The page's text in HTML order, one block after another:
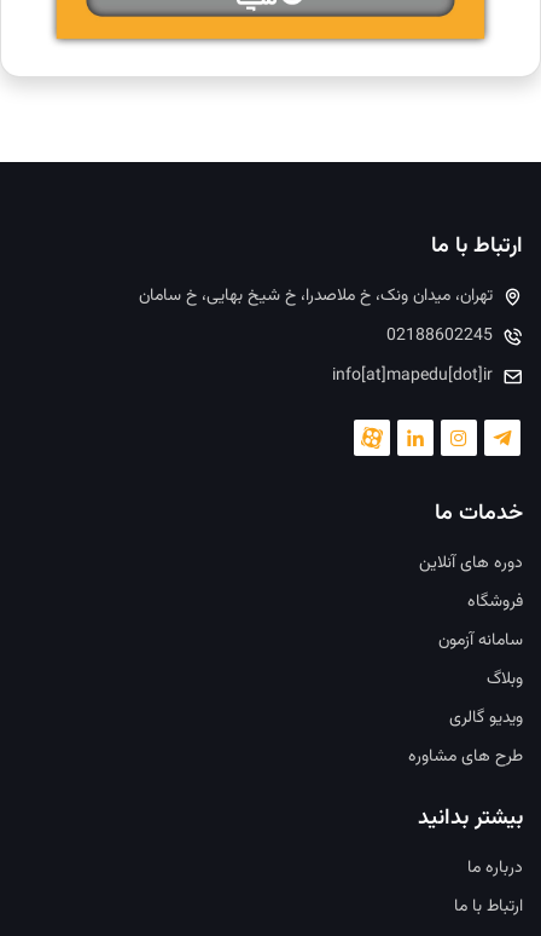
ارتباط با ما
تهران، میدان ونک، خ ملاصدرا، خ شیخ بهایی، خ سامان
02188602245
info[at]mapedu[dot]ir
خدمات ما
دوره های آنلاین
فروشگاه
سامانه آزمون
وبلاگ
ویدیو گالری
طرح های مشاوره
بیشتر بدانید
درباره ما
ارتباط با ما